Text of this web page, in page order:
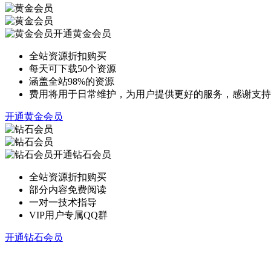
开通黄金会员
全站资源折扣购买
每天可下载50个资源
涵盖全站98%的资源
费用将用于日常维护，为用户提供更好的服务，感谢支持
开通黄金会员
开通钻石会员
全站资源折扣购买
部分内容免费阅读
一对一技术指导
VIP用户专属QQ群
开通钻石会员